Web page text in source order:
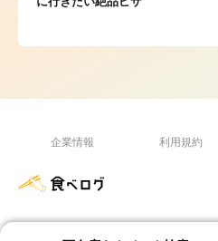
企業情報 利用規約